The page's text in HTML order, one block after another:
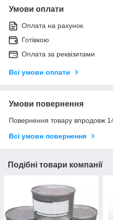
Умови оплати
Оплата на рахунок
Готівкою
Оплата за реквізитами
Всі умови оплати
Умови повернення
Повернення товару впродовж
Всі умови повернення
Подібні товари компанії